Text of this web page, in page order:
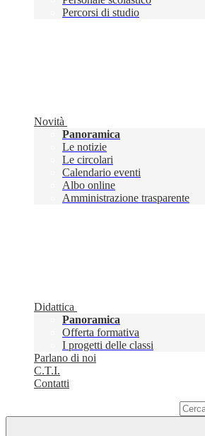
Percorsi di studio
Novità
Panoramica
Le notizie
Le circolari
Calendario eventi
Albo online
Amministrazione trasparente
Didattica
Panoramica
Offerta formativa
I progetti delle classi
Parlano di noi
C.T.I.
Contatti